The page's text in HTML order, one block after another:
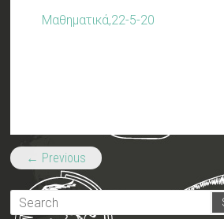
Μαθηματικά,22-5-20
← Previous